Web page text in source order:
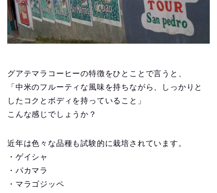
グアテマラコーヒーの特徴をひとことで言うと、
「中米のフルーティな風味を持ちながら、しっかりと
したコクとボディを持っていること」
こんな感じでしょうか？
近年は色々な品種も試験的に栽培されています。
・ゲイシャ
・パカマラ
・マラゴジッペ